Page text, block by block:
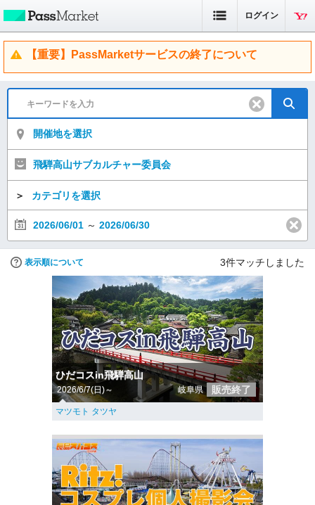
ログイン
【重要】PassMarketサービスの終了について
開催地を選択
飛騨高山サブカルチャー委員会
＞ カテゴリを選択
2026/06/01 ～ 2026/06/30
表示順について 3件マッチしました
ひだコスin飛騨高山
2026/6/7(日)～ 岐阜県 販売終了
マツモト タツヤ